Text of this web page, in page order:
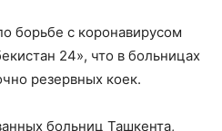
борьбе с коронавирусом
24», что в больницах
резервных коек.
больниц Ташкента,